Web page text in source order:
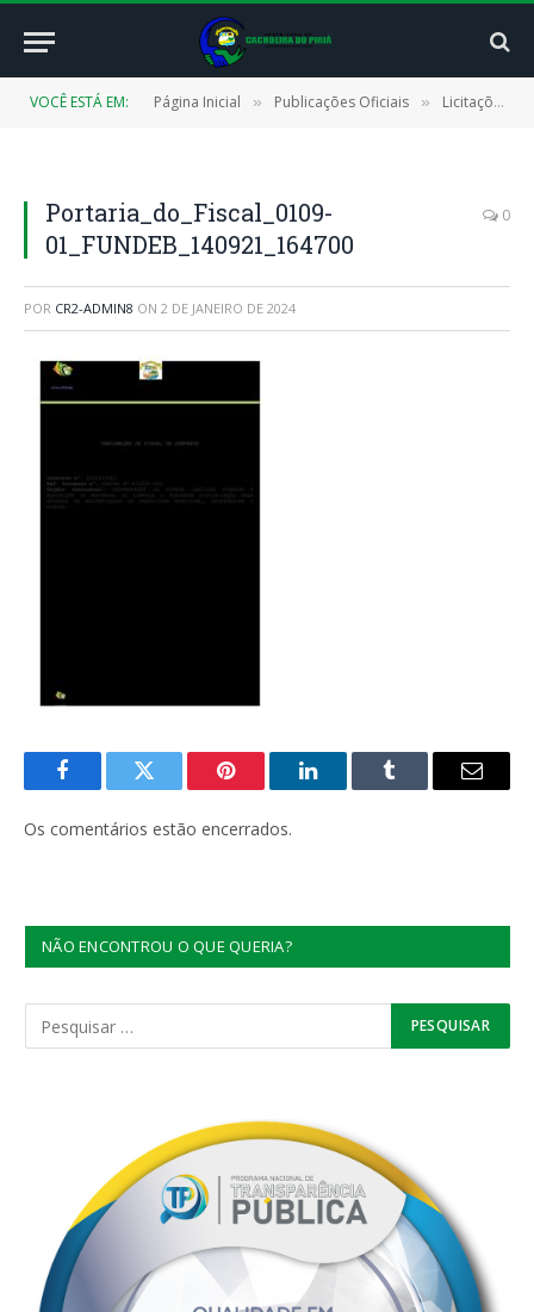
VOCÊ ESTÁ EM: Página Inicial » Publicações Oficiais » Licitações
Portaria_do_Fiscal_0109-
01_FUNDEB_140921_164700
0
POR CR2-ADMIN8 ON 2 DE JANEIRO DE 2024
FacebookTwitter Pinterest LinkedInTumblr
E-
Os comentários estão encerrados.
NÃO ENCONTROU O QUE QUERIA?